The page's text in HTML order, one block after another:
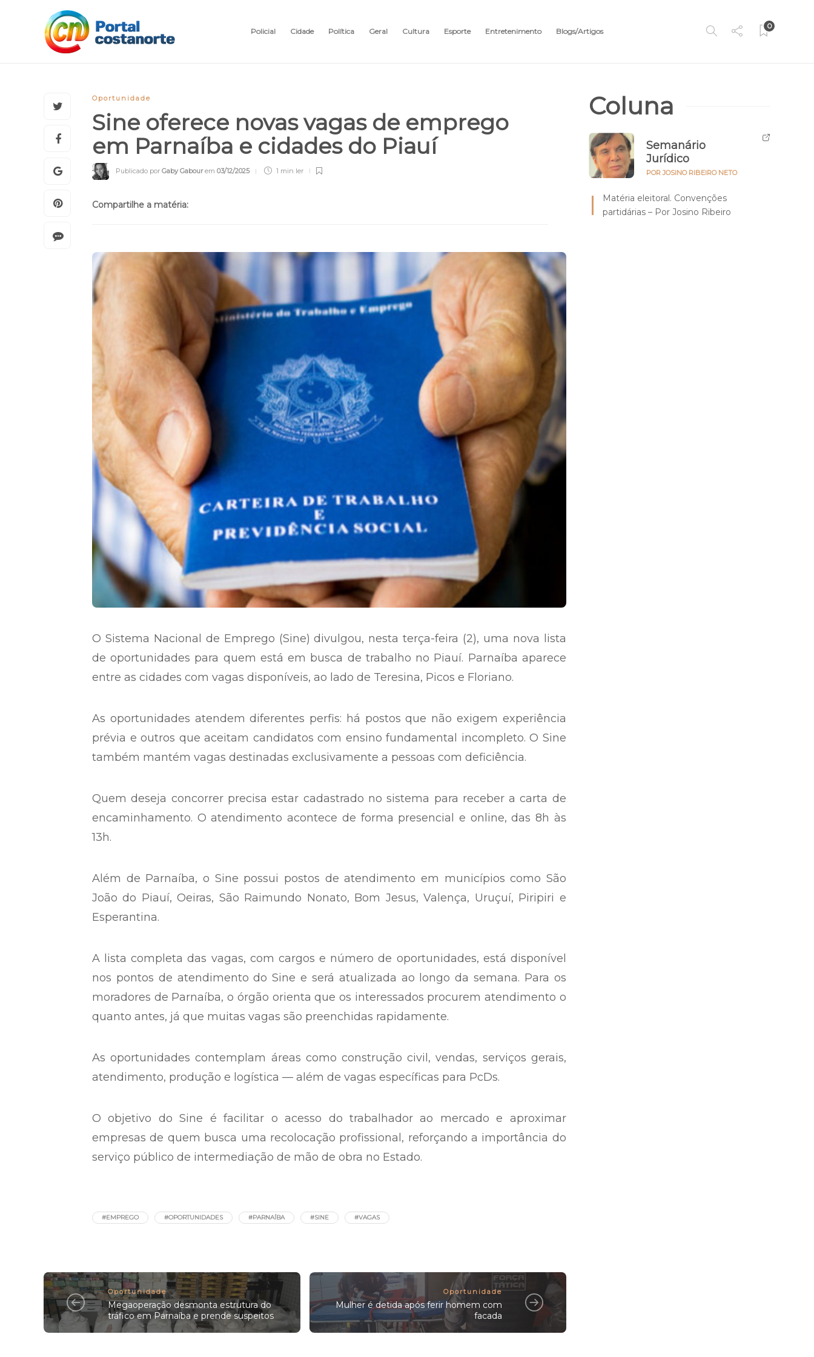
Policial Cidade Política Geral Cultura Esporte Entretenimento Blogs/Artigos
0
Oportunidade
Sine oferece novas vagas de emprego
em Parnaíba e cidades do Piauí
Publicado por Gaby Gabourem 03/12/2025 1 min ler
Compartilhe a matéria:
O Sistema Nacional de Emprego (Sine) divulgou, nesta terça-feira (2), uma nova lista
de oportunidades para quem está em busca de trabalho no Piauí. Parnaíba aparece
entre as cidades com vagas disponíveis, ao lado de Teresina, Picos e Floriano.
As oportunidades atendem diferentes perfis: há postos que não exigem experiência
prévia e outros que aceitam candidatos com ensino fundamental incompleto. O Sine
também mantém vagas destinadas exclusivamente a pessoas com deficiência.
Quem deseja concorrer precisa estar cadastrado no sistema para receber a carta de
encaminhamento. O atendimento acontece de forma presencial e online, das 8h às
13h.
Além de Parnaíba, o Sine possui postos de atendimento em municípios como São
João do Piauí, Oeiras, São Raimundo Nonato, Bom Jesus, Valença, Uruçuí, Piripiri e
Esperantina.
A lista completa das vagas, com cargos e número de oportunidades, está disponível
nos pontos de atendimento do Sine e será atualizada ao longo da semana. Para os
moradores de Parnaíba, o órgão orienta que os interessados procurem atendimento o
quanto antes, já que muitas vagas são preenchidas rapidamente.
As oportunidades contemplam áreas como construção civil, vendas, serviços gerais,
atendimento, produção e logística — além de vagas específicas para PcDs.
O objetivo do Sine é facilitar o acesso do trabalhador ao mercado e aproximar
empresas de quem busca uma recolocação profissional, reforçando a importância do
serviço público de intermediação de mão de obra no Estado.
#EMPREGO #OPORTUNIDADES #PARNAÍBA #SINE #VAGAS
Oportunidade
Megaoperação desmonta estrutura do
tráfico em Parnaíba e prende suspeitos
Oportunidade
Mulher é detida após ferir homem com
facada
Coluna
Semanário
Jurídico
POR JOSINO RIBEIRO NETO
Matéria eleitoral. Convenções
partidárias – Por Josino Ribeiro